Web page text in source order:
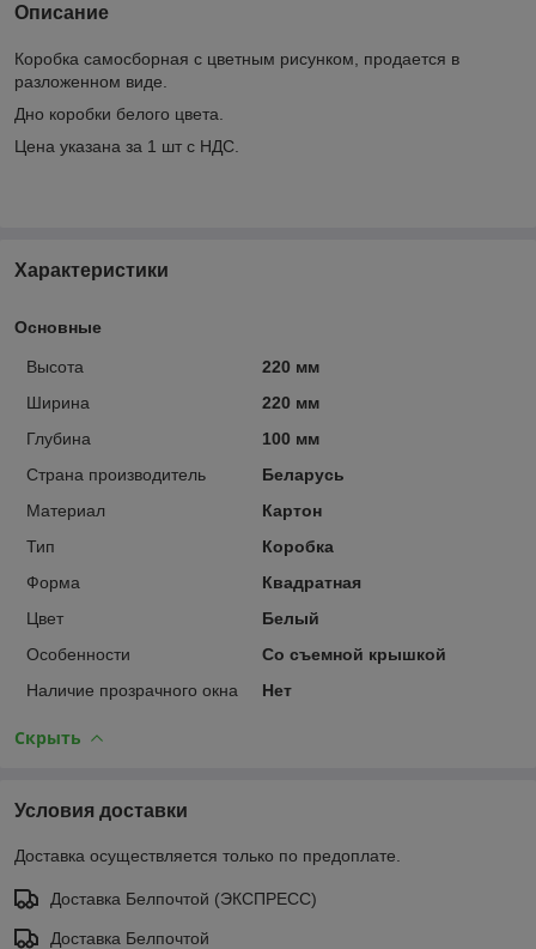
Описание
Коробка самосборная с цветным рисунком, продается в
разложенном виде.
Дно коробки белого цвета.
Цена указана за 1 шт с НДС.
Характеристики
Основные
Высота
220 мм
Ширина
220 мм
Глубина
100 мм
Страна производитель
Беларусь
Материал
Картон
Тип
Коробка
Форма
Квадратная
Цвет
Белый
Особенности
Со съемной крышкой
Наличие прозрачного окна
Нет
Скрыть
Условия доставки
Доставка осуществляется только по предоплате.
Доставка Белпочтой (ЭКСПРЕСС)
Доставка Белпочтой